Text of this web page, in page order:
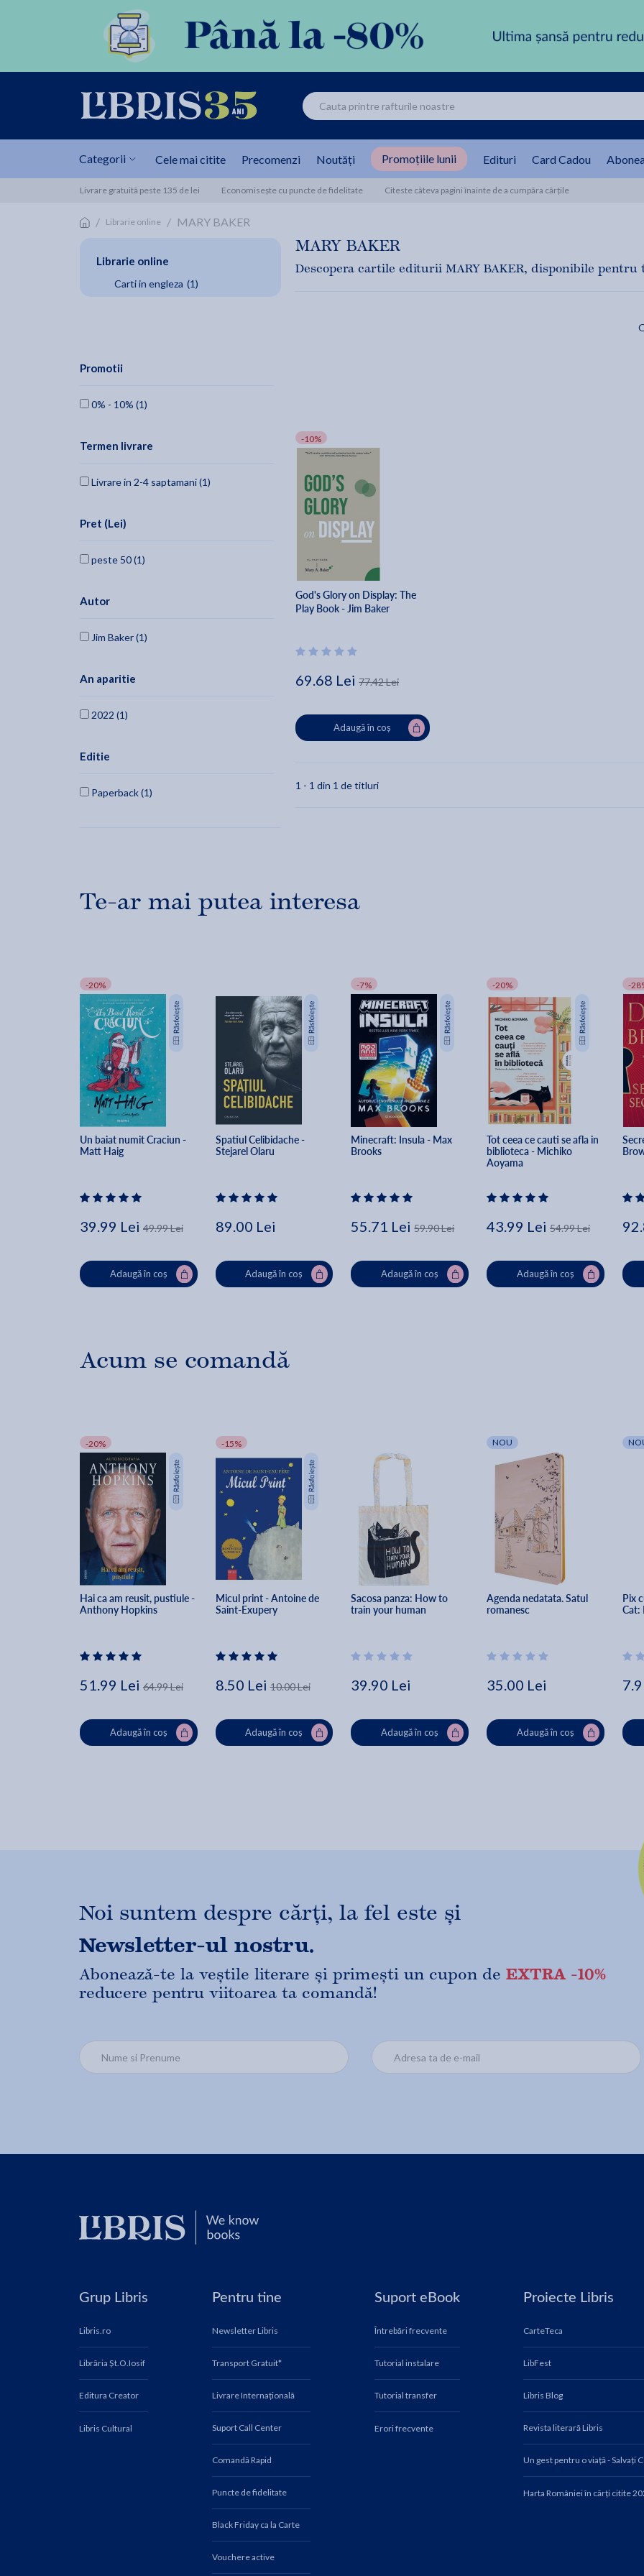
Categorii Cele mai citite Precomenzi Noutăți Promoțiile lunii Edituri Card Cadou
Livrare gratuită peste 135 de lei Economisește cu puncte de fidelitate Citeste câteva pagini înainte de a cumpăra cărțile
/ Librarie online / MARY BAKER
Librarie online
Carti in engleza (1)
Promotii
0% - 10% (1)
Termen livrare
Livrare in 2-4 saptamani (1)
Pret (Lei)
peste 50 (1)
Autor
Jim Baker (1)
An aparitie
2022 (1)
Editie
Paperback (1)
MARY BAKER
Descopera cartile editurii MARY BAKER, disponibile
-10%
God's Glory on Display: The
Play Book - Jim Baker
69.68 Lei 77.42 Lei
Adaugă în coș
1 - 1 din 1 de titluri
Te-ar mai putea interesa
-20%
Un baiat numit Craciun -
Matt Haig
39.99 Lei 49.99 Lei
Adaugă în coș
Spatiul Celibidache -
Stejarel Olaru
89.00 Lei
Adaugă în coș
-7%
Minecraft: Insula - Max
Brooks
55.71 Lei 59.90 Lei
Adaugă în coș
-20%
Tot ceea ce cauti se afla in
biblioteca - Michiko
Aoyama
43.99 Lei 54.99 Lei
Adaugă în coș
-
Acum se comandă
-20%
Hai ca am reusit, pustiule -
Anthony Hopkins
51.99 Lei 64.99 Lei
Adaugă în coș
-15%
Micul print - Antoine de
Saint-Exupery
8.50 Lei 10.00 Lei
Adaugă în coș
Sacosa panza: How to
train your human
39.90 Lei
Adaugă în coș
NOU
Agenda nedatata. Satul
romanesc
35.00 Lei
Adaugă în coș
Pix
Cat:
Noi suntem despre cărți, la fel este și
Newsletter-ul nostru.
Abonează-te la veștile literare și primești un cupon de EXTRA -10%
reducere pentru viitoarea ta comandă!
Grup Libris
Libris.ro
Librăria Șt.O.Iosif
Editura Creator
Libris Cultural
Pentru tine
Newsletter Libris
Transport Gratuit*
Livrare Internațională
Suport Call Center
Comandă Rapid
Puncte de fidelitate
Black Friday ca la Carte
Vouchere active
Suport eBook
Întrebări frecvente
Tutorial instalare
Tutorial transfer
Erori frecvente
Proiecte Libris
CarteTeca
LibFest
Libris Blog
Revista literară Libris
Un gest pentru o viață - Salvați
Harta României în cărți citite